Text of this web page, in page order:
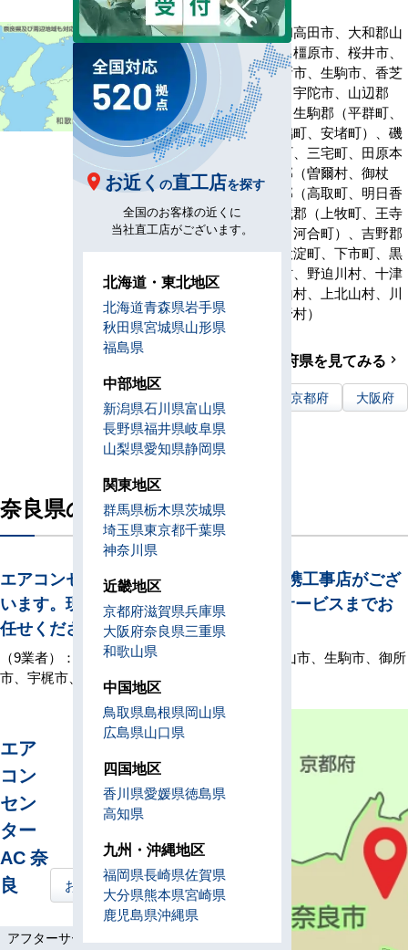
奈良市、大和高田市、大和郡山
市、天理市、橿原市、桜井市、
五條市、御所市、生駒市、香芝
市、葛城市、宇陀市、山辺郡
（山添村）、生駒郡（平群町、
三郷町、斑鳩町、安堵町）、磯
城郡（川西町、三宅町、田原本
町）、宇陀郡（曽爾村、御杖
村）、高市郡（高取町、明日香
村）、北葛城郡（上牧町、王寺
町、広陵町、河合町）、吉野郡
（吉野町、大淀町、下市町、黒
滝村、天川村、野迫川村、十津
川村、下北山村、上北山村、川
上村、東吉野村）
近隣の都道府県を見てみる navigate_next
京都府
大阪府
奈良県の直工店所在地
エアコンセンターACには奈良県下に提携工事店がござ
います。現場下見から施工、アフターサービスまでお
任せください。
（9業者）： 奈良市、天理市、橿原市、大和郡山市、生駒市、御所
市、宇梶市、北葛城郡、吉野郡
エア
コン
セン
ター
AC 奈
良
お問い合わせはこちら
アフターサービス
お近く の直工店を探す
全国のお客様の近くに
当社直工店がございます。
北海道・東北地区
北海道青森県岩手県
秋田県宮城県山形県
福島県
中部地区
新潟県石川県富山県
長野県福井県岐阜県
山梨県愛知県静岡県
関東地区
群馬県栃木県茨城県
埼玉県東京都千葉県
神奈川県
近畿地区
京都府滋賀県兵庫県
大阪府奈良県三重県
和歌山県
中国地区
鳥取県島根県岡山県
広島県山口県
四国地区
香川県愛媛県徳島県
高知県
九州・沖縄地区
福岡県長崎県佐賀県
大分県熊本県宮崎県
鹿児島県沖縄県